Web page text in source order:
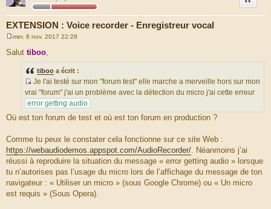
EXTENSION : Voice recorder - Enregistreur vocal
e
s
mer. 8 nov. 2017 22:28
Salut tiboo,
tiboo a écrit :
S
o
r
e
d
u
m
e
s
Je l'ai testé sur mon "forum test" elle marche a merveille hors sur mon
vrai "forum" j'ai un problème avec la détection du micro j'ai cette erreur
error getting audio
Où est ton forum de test et où est ton forum en production ?
Comme tu peux le constater cela fonctionne sur ce site Web :
https://webaudiodemos.appspot.com/AudioRecorder/. Néanmoins j’ai
réussi à reproduire la situation du message « error getting audio » lorsque
tu n’autorises pas l’usage du micro lors de l’affichage du message de ton
navigateur : « Utiliser un micro » (sous Google Chrome) ou « Un micro
est requis » (Sous Opera).